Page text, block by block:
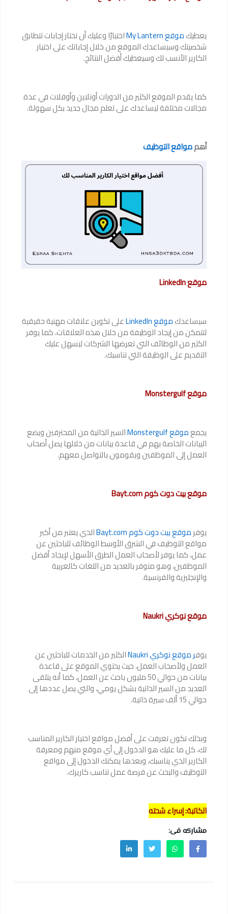
يعطيكموقع My Lantern اختبارًا وعليك أن تختار إجابات تتطابق
شخصيتك وسيساعدك الموقع من خلال إجاباتك على اختيار
الكارير الأنسب لك وسيعطيك أفضل النتائج.
كما يقدم الموقع الكثير من الدورات أونلاين وأوفلات في عدة
مجالات مختلفة ليساعدك على تعلم مجال جديد بكل سهولة.
أهممواقع التوظيف
موقع LinkedIn
سيساعدكموقع LinkedIn على تكوين علاقات مهنية حقيقية
لتتمكن من إيجاد الوظيفة من خلال هذه العلاقات، كما يوفر
الكثير من الوظائف التي تعرضها الشركات ليسهل عليك
التقديم على الوظيفة التي تناسبك.
موقع Monstergulf
يجمعموقع Monstergulf السير الذاتية من المحترفين ويضع
البيانات الخاصة بهم في قاعدة بيانات من خلالها يصل أصحاب
العمل إلى الموظفين ويقومون بالتواصل معهم.
موقع بيت دوت كوم Bayt.com
يوفرموقع بيت دوت كوم Bayt.com الذي يعتبر من أكبر
مواقع التوظيف في الشرق الأوسط الوظائف للباحثين عن
عمل، كما يوفر لأصحاب العمل الطرق الأسهل لإيجاد أفضل
الموظفين، وهو متوفر بالعديد من اللغات كالعربية
والإنجليزية والفرنسية.
موقع نوكري Naukri
يوفر موقع نوكري Naukri الكثير من الخدمات للباحثين عن
العمل ولأصحاب العمل، حيث يحتوي الموقع على قاعدة
بيانات من حوالي 50 مليون باحث عن العمل، كما أنه يتلقى
العديد من السير الذاتية بشكل يومي، والتي يصل عددها إلى
حوالي 15 ألف سيرة ذاتية.
وبذلك تكون تعرفت على أفضل مواقع اختيار الكارير المناسب
لك، كل ما عليك هو الدخول إلى أي موقع منهم ومعرفة
الكارير الذي يناسبك، وبعدها يمكنك الدخول إلى مواقع
التوظيف والبحث عن فرصة عمل تناسب كاريرك.
الكاتبة: إسراء شحته
مشاركه فى: